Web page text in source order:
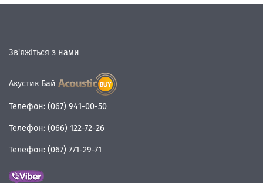
Зв'яжіться з нами
Акустик Бай
Телефон: (067) 941-00-50
Телефон: (066) 122-72-26
Телефон: (067) 771-29-71